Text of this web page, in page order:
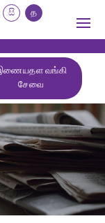
සි த
வங்கி
சேவை